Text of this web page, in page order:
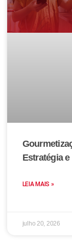
Estratégia
LEIA MAIS »
julho 20, 2026